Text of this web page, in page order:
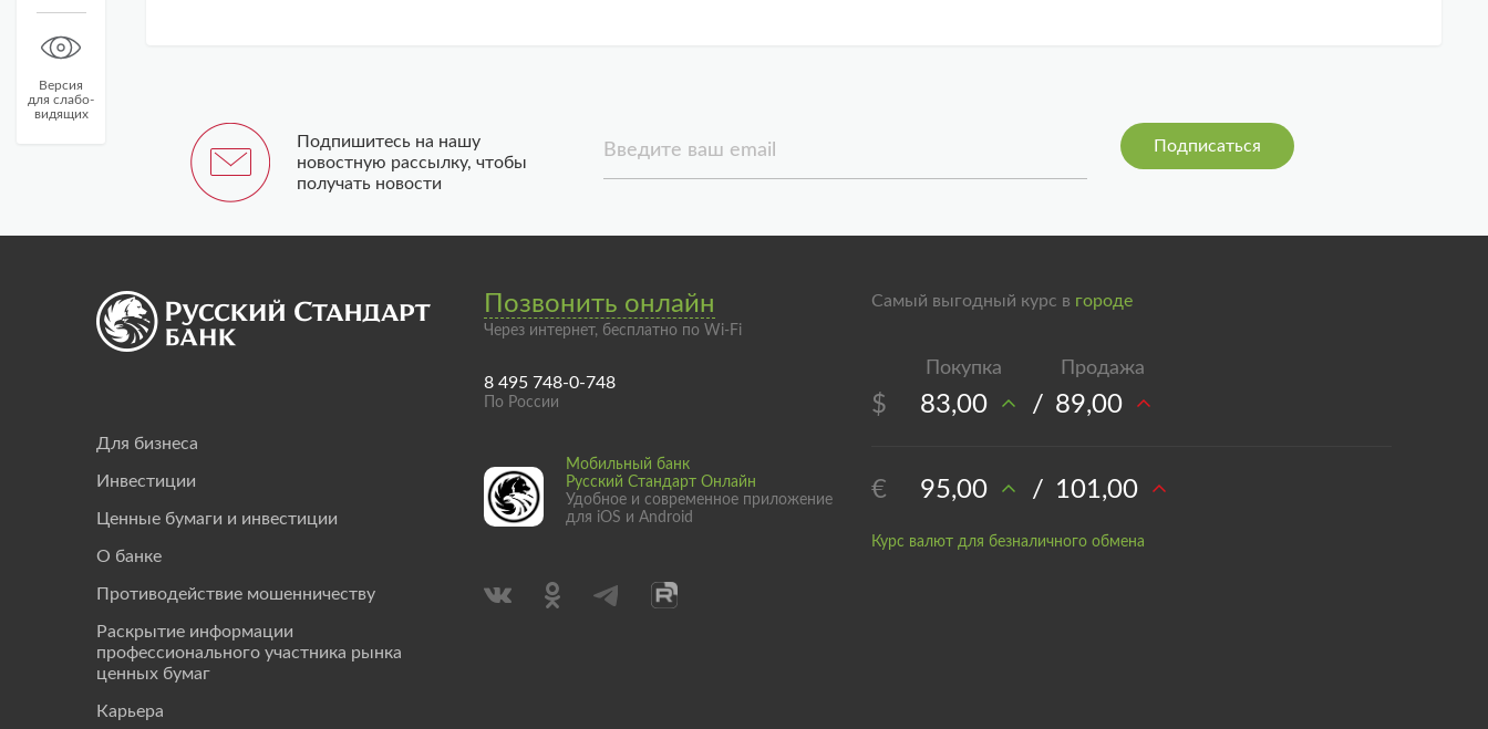
Версия
для слабо-
видящих
Подпишитесь на нашу
новостную рассылку, чтобы
получать новости
Введите ваш email
Позвонить онлайн
Через интернет, бесплатно по Wi-Fi
8 495 748-0-748
По России
Для бизнеса
Инвестиции
Ценные бумаги и инвестиции
О банке
Противодействие мошенничеству
Раскрытие информации
профессионального участника рынка
ценных бумаг
Карьера
Мобильный банк
Русский Стандарт Онлайн
Удобное и современное приложение
для iOS и Android
Самый выгодный курс в городе
$ 83,00 / 89,00
€ 95,00 / 101,00
Курс валют для безналичного обмена